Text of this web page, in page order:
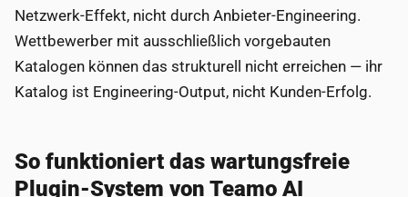
Netzwerk-Effekt, nicht durch Anbieter-Engineering.
Wettbewerber mit ausschließlich vorgebauten
Katalogen können das strukturell nicht erreichen — ihr
Katalog ist Engineering-Output, nicht Kunden-Erfolg.
So funktioniert das wartungsfreie
Plugin-System von Teamo AI